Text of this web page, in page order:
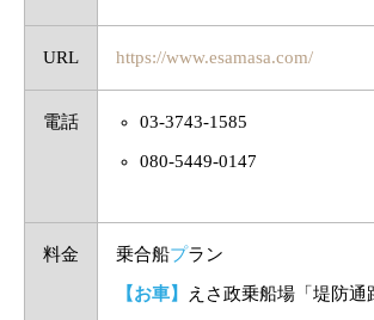
URL https://www.esamasa.com/
電話 03-3743-1585
080-5449-0147
料金 乗合船プラン
【お車】 えさ政乗船場「堤防